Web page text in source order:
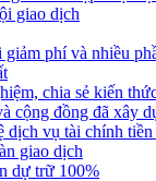
giao dịch
phí và nhiều
chia sẻ kiến
cộng đồng đã xây
dịch vụ tài chính
giao dịch
dự trữ 100%